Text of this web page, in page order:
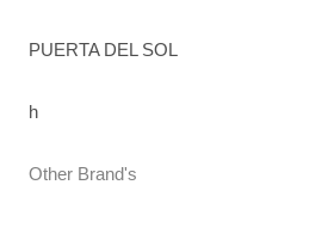
PUERTA DEL SOL
h
Other Brand's